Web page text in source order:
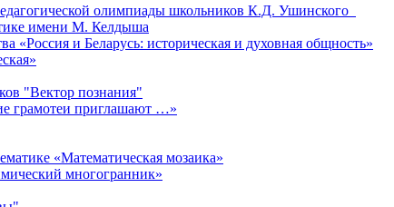
олимпиады школьников К.Д. Ушинского
имени М. Келдыша
«Россия и Беларусь: историческая и духовная общность»
"Вектор познания"
грамотеи приглашают …»
«Математическая мозаика»
многогранник»